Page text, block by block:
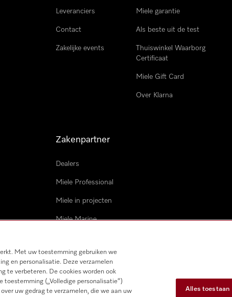
Leveranciers
Contact
Zakelijke events
Miele garantie
Als beste uit de test
Thuiswinkel Waarborg
Certificaat
Miele Gift Card
Over Klarna
Zakenpartner
Dealers
Miele Professional
Miele in projecten
Miele Marine
Met uw toestemming gebruiken we
en personalisatie. Deze verzamelen
te verbeteren. De cookies worden ook
toestemming („Volledige personalisatie“)
uw gedrag te verzamelen, die we aan uw
Alles toestaan